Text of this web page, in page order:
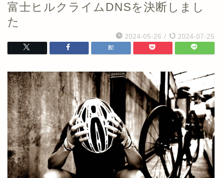
富士ヒルクライムDNSを決断しまし
た
2024-05-26 / 2024-07-25